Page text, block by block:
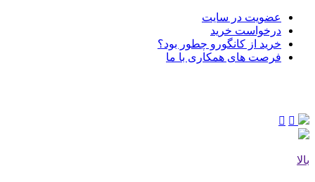
عضویت در سایت
درخواست خرید
خرید از کانگورو چطور بود؟
فرصت های همکاری با ما
بالا